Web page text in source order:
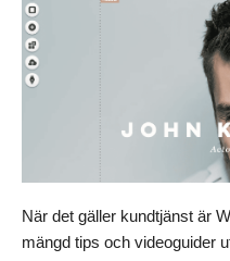
När det gäller kundtjänst är
mängd tips och videoguider